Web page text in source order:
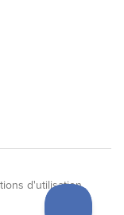
d'utilisation